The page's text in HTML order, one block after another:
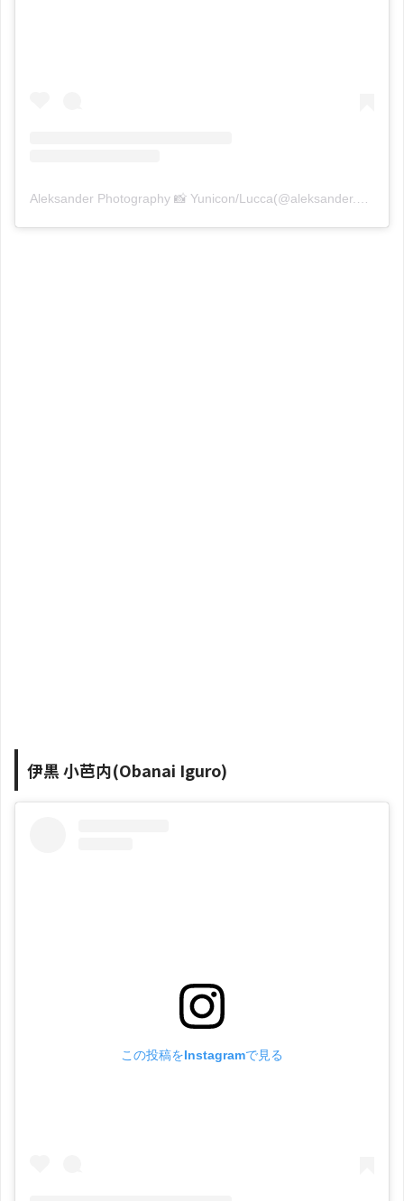
Aleksander Photography 📸 Yunicon/Lucca(@aleksander.photo)がシェアした投稿
伊黒 小芭内(Obanai Iguro)
この投稿をInstagramで見る